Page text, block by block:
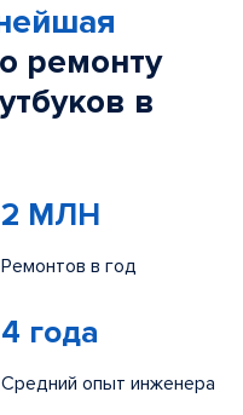
ремонту
в
2 МЛН
Ремонтов в год
4 года
Средний опыт инженера